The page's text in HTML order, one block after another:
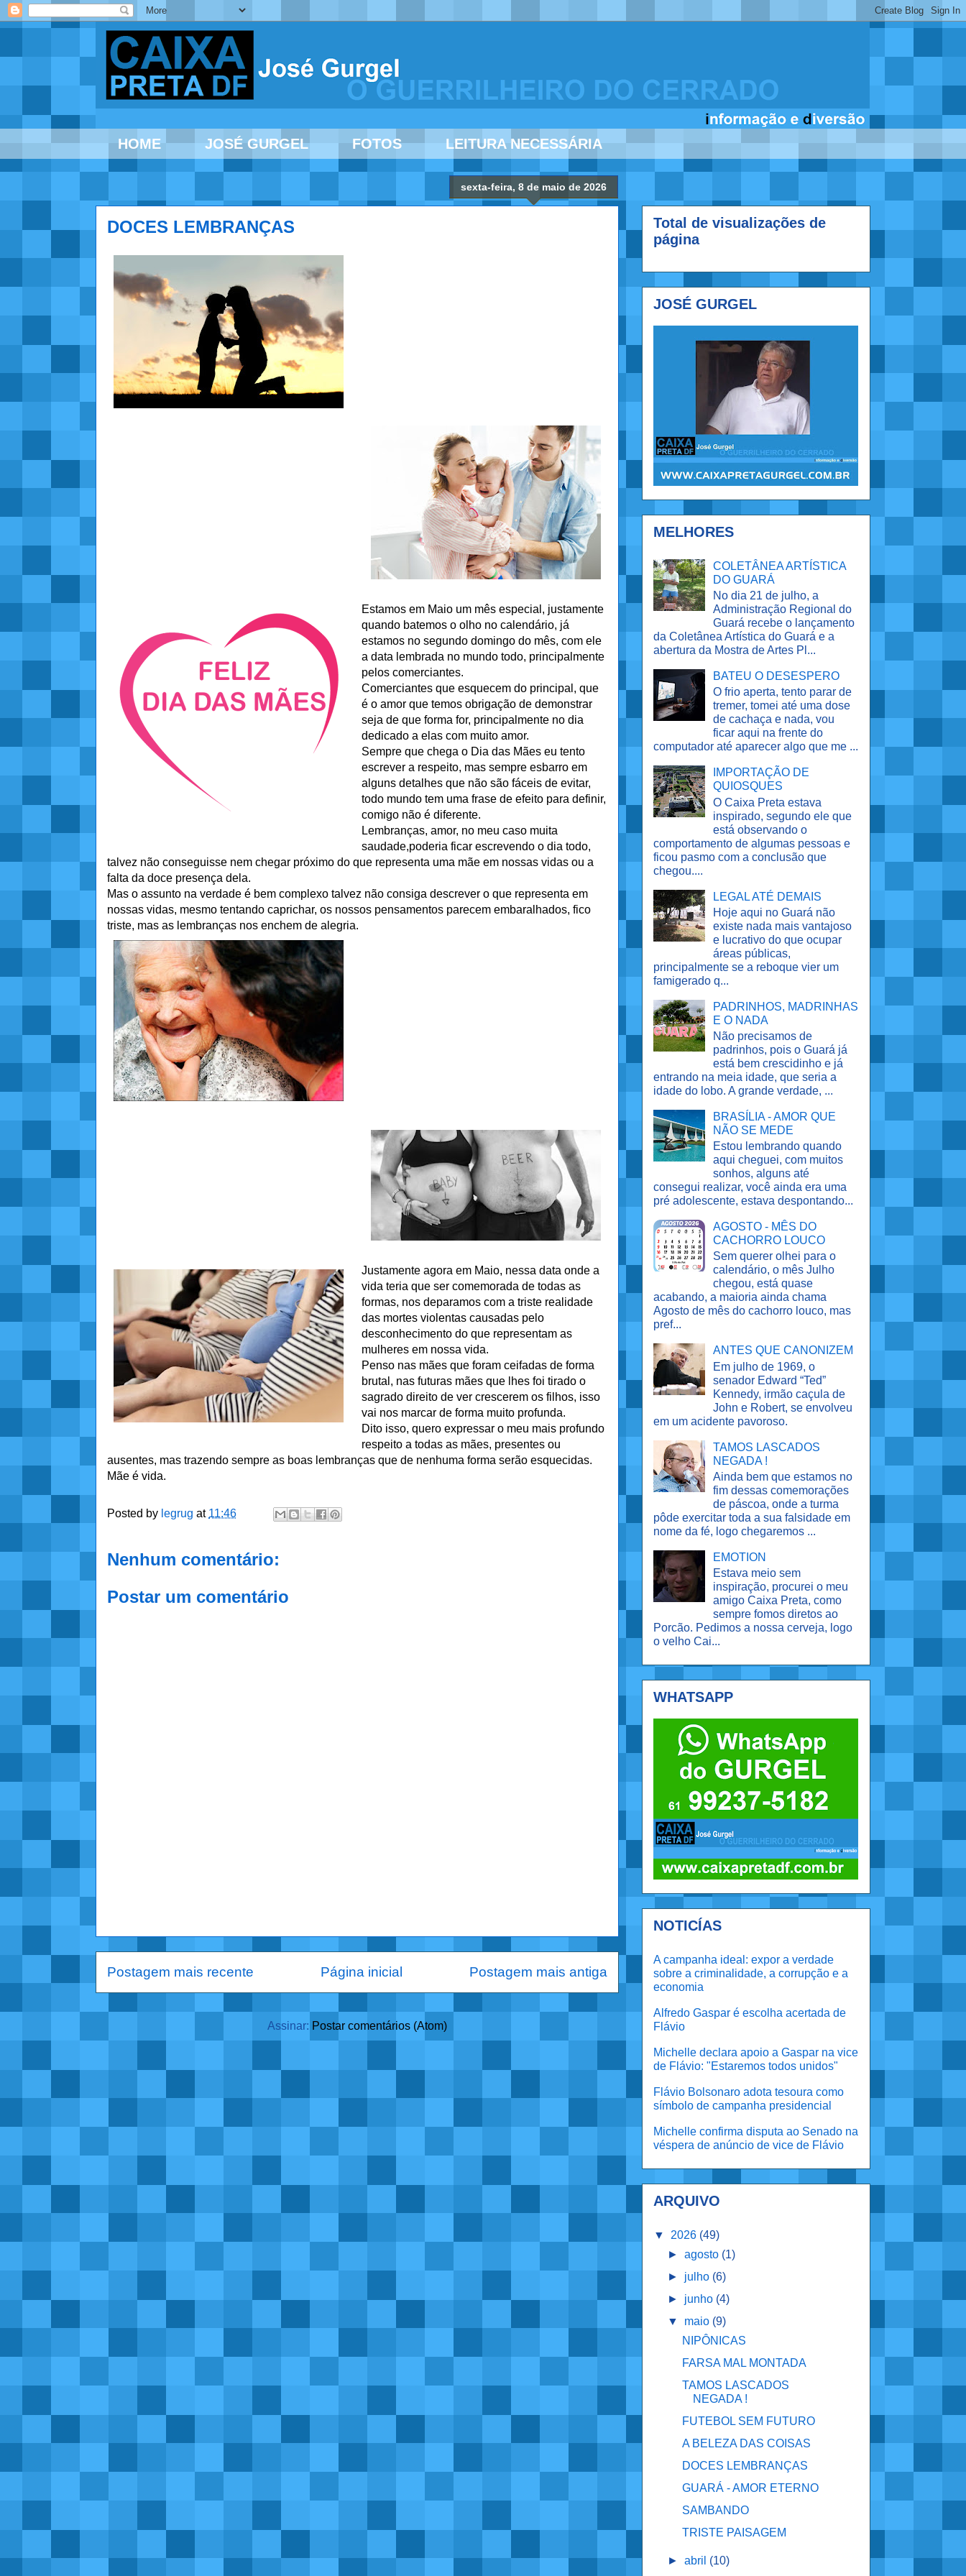
HOME JOSÉ GURGEL FOTOS LEITURA NECESSÁRIA
sexta-feira, 8 de maio de 2026
DOCES LEMBRANÇAS
Estamos em Maio um mês especial, justamente
quando batemos o olho no calendário, já
estamos no segundo domingo do mês, com ele
a data lembrada no mundo todo, principalmente
pelos comerciantes.
Comerciantes que esquecem do principal, que
é o amor que temos obrigação de demonstrar
seja de que forma for, principalmente no dia
dedicado a elas com muito amor.
Sempre que chega o Dia das Mães eu tento
escrever a respeito, mas sempre esbarro em
alguns detalhes que não são fáceis de evitar,
todo mundo tem uma frase de efeito para definir,
comigo não é diferente.
Lembranças, amor, no meu caso muita
saudade,poderia ficar escrevendo o dia todo,
talvez não conseguisse nem chegar próximo do que representa uma mãe em nossas vidas ou a
falta da doce presença dela.
Mas o assunto na verdade é bem complexo talvez não consiga descrever o que representa em
nossas vidas, mesmo tentando caprichar, os nossos pensamentos parecem embaralhados, fico
triste, mas as lembranças nos enchem de alegria.
Justamente agora em Maio, nessa data onde a
vida teria que ser comemorada de todas as
formas, nos deparamos com a triste realidade
das mortes violentas causadas pelo
desconhecimento do que representam as
mulheres em nossa vida.
Penso nas mães que foram ceifadas de forma
brutal, nas futuras mães que lhes foi tirado o
sagrado direito de ver crescerem os filhos, isso
vai nos marcar de forma muito profunda.
Dito isso, quero expressar o meu mais profundo
respeito a todas as mães, presentes ou
ausentes, mas trazendo sempre as boas lembranças que de nenhuma forma serão esquecidas.
Mãe é vida.
Posted by legrug at 11:46
Nenhum comentário:
Postar um comentário
Postagem mais recente Postagem mais antiga
Página inicial
Assinar: Postar comentários (Atom)
Total de visualizações de
página
JOSÉ GURGEL
MELHORES
COLETÂNEA ARTÍSTICA
DO GUARÁ
No dia 21 de julho, a
Administração Regional do
Guará recebe o lançamento
da Coletânea Artística do Guará e a
abertura da Mostra de Artes Pl...
BATEU O DESESPERO
O frio aperta, tento parar de
tremer, tomei até uma dose
de cachaça e nada, vou
ficar aqui na frente do
computador até aparecer algo que me ...
IMPORTAÇÃO DE
QUIOSQUES
O Caixa Preta estava
inspirado, segundo ele que
está observando o
comportamento de algumas pessoas e
ficou pasmo com a conclusão que
chegou....
LEGAL ATÉ DEMAIS
Hoje aqui no Guará não
existe nada mais vantajoso
e lucrativo do que ocupar
áreas públicas,
principalmente se a reboque vier um
famigerado q...
PADRINHOS, MADRINHAS
E O NADA
Não precisamos de
padrinhos, pois o Guará já
está bem crescidinho e já
entrando na meia idade, que seria a
idade do lobo. A grande verdade, ...
BRASÍLIA - AMOR QUE
NÃO SE MEDE
Estou lembrando quando
aqui cheguei, com muitos
sonhos, alguns até
consegui realizar, você ainda era uma
pré adolescente, estava despontando...
AGOSTO - MÊS DO
CACHORRO LOUCO
Sem querer olhei para o
calendário, o mês Julho
chegou, está quase
acabando, a maioria ainda chama
Agosto de mês do cachorro louco, mas
pref...
ANTES QUE CANONIZEM
Em julho de 1969, o
senador Edward “Ted”
Kennedy, irmão caçula de
John e Robert, se envolveu
em um acidente pavoroso.
TAMOS LASCADOS
NEGADA !
Ainda bem que estamos no
fim dessas comemorações
de páscoa, onde a turma
pôde exercitar toda a sua falsidade em
nome da fé, logo chegaremos ...
EMOTION
Estava meio sem
inspiração, procurei o meu
amigo Caixa Preta, como
sempre fomos diretos ao
Porcão. Pedimos a nossa cerveja, logo
o velho Cai...
WHATSAPP
NOTICÍAS
A campanha ideal: expor a verdade
sobre a criminalidade, a corrupção e a
economia
Alfredo Gaspar é escolha acertada de
Flávio
Michelle declara apoio a Gaspar na vice
de Flávio: "Estaremos todos unidos"
Flávio Bolsonaro adota tesoura como
símbolo de campanha presidencial
Michelle confirma disputa ao Senado na
véspera de anúncio de vice de Flávio
ARQUIVO
▼ 2026 (49)
►agosto (1)
► julho (6)
► junho (4)
▼ maio (9)
NIPÔNICAS
FARSA MAL MONTADA
TAMOS LASCADOS
NEGADA !
FUTEBOL SEM FUTURO
A BELEZA DAS COISAS
DOCES LEMBRANÇAS
GUARÁ - AMOR ETERNO
SAMBANDO
TRISTE PAISAGEM
►abril (10)